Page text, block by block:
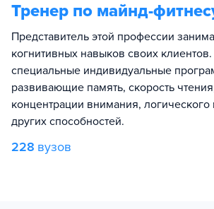
Тренер по майнд-
Представитель этой профессии
когнитивных навыков своих
специальные индивидуальные
развивающие память, скорость
концентрации внимания,
других способностей.
228 вузов